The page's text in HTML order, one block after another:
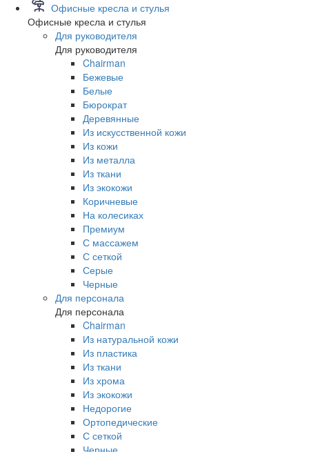
Офисные кресла и стулья
Офисные кресла и стулья
Для руководителя
Для руководителя
Chairman
Бежевые
Белые
Бюрократ
Деревянные
Из искусственной кожи
Из кожи
Из металла
Из ткани
Из экокожи
Коричневые
На колесиках
Премиум
С массажем
С сеткой
Серые
Черные
Для персонала
Для персонала
Chairman
Из натуральной кожи
Из пластика
Из ткани
Из хрома
Из экокожи
Недорогие
Ортопедические
С сеткой